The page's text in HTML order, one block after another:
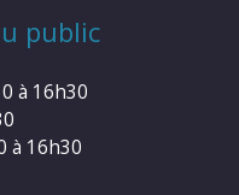
public
à 16h30
à 16h30